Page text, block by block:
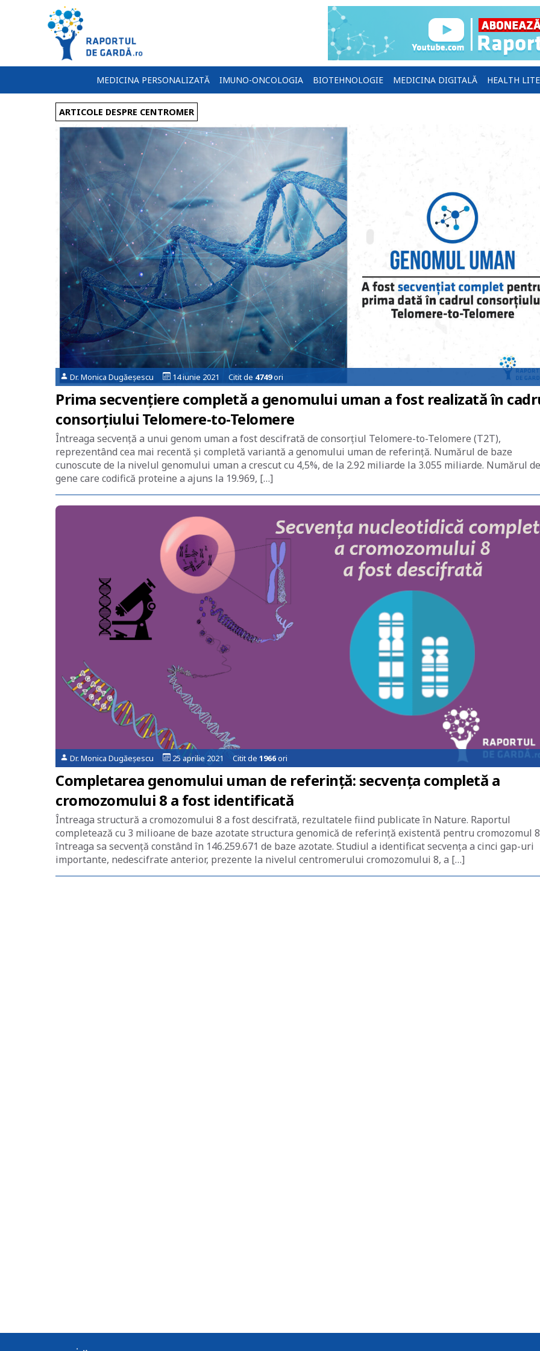
MEDICINA PERSONALIZATĂ IMUNO-ONCOLOGIA BIOTEHNOLOGIE MEDICINA DIGITALĂ HEALTH
ARTICOLE DESPRE CENTROMER
Dr. Monica Dugăeșescu 14 iunie 2021 Citit de 4749ori
Prima secvențiere completă a genomului uman a fost realizată în
consorțiului Telomere-to-Telomere
Întreaga secvenţă a unui genom uman a fost descifrată de consorţiul Telomere-to-Telomere (T2T),
reprezentând cea mai recentă şi completă variantă a genomului uman de referinţă. Numărul de baze
cunoscute de la nivelul genomului uman a crescut cu 4,5%, de la 2.92 miliarde la 3.055 miliarde. Numărul de
gene care codifică proteine a ajuns la 19.969, […]
Dr. Monica Dugăeșescu 25 aprilie 2021 Citit de 1966ori
Completarea genomului uman de referință: secvența completă a
cromozomului 8 a fost identificată
Întreaga structură a cromozomului 8 a fost descifrată, rezultatele fiind publicate în Nature. Raportul
completează cu 3 milioane de baze azotate structura genomică de referință existentă pentru cromozomul
întreaga sa secvență constând în 146.259.671 de baze azotate. Studiul a identificat secvența a cinci gap-uri
importante, nedescifrate anterior, prezente la nivelul centromerului cromozomului 8, a […]